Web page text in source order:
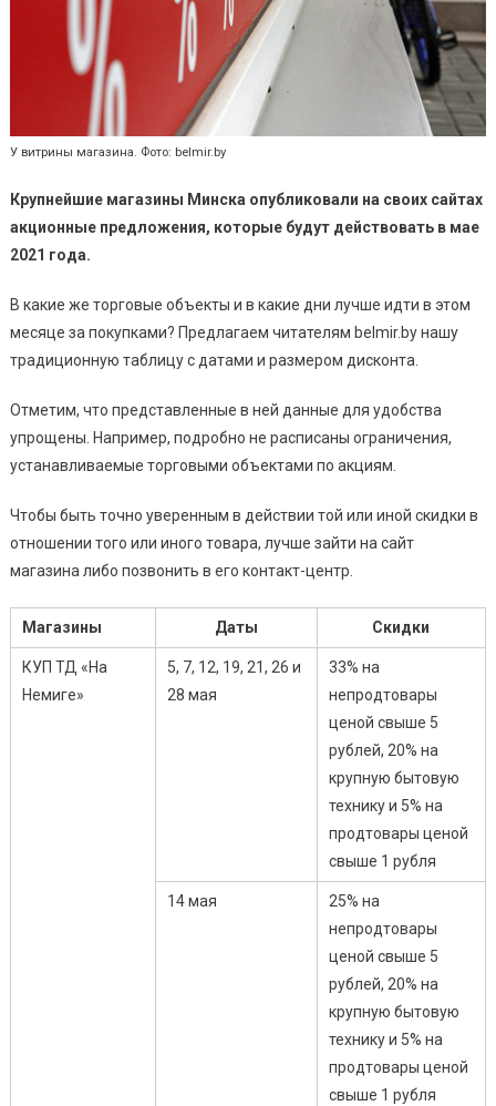
У витрины магазина. Фото: belmir.by
Крупнейшие магазины Минска опубликовали на своих сайтах
акционные предложения, которые будут действовать в мае
2021 года.
В какие же торговые объекты и в какие дни лучше идти в этом
месяце за покупками? Предлагаем читателям belmir.by нашу
традиционную таблицу с датами и размером дисконта.
Отметим, что представленные в ней данные для удобства
упрощены. Например, подробно не расписаны ограничения,
устанавливаемые торговыми объектами по акциям.
Чтобы быть точно уверенным в действии той или иной скидки в
отношении того или иного товара, лучше зайти на сайт
магазина либо позвонить в его контакт-центр.
Магазины Даты Скидки
КУП ТД «На
Немиге»
5, 7, 12, 19, 21, 26 и
28 мая
33% на
непродтовары
ценой свыше 5
рублей, 20% на
крупную бытовую
технику и 5% на
продтовары ценой
свыше 1 рубля
14 мая
25% на
непродтовары
ценой свыше 5
рублей, 20% на
крупную бытовую
технику и 5% на
продтовары ценой
свыше 1 рубля